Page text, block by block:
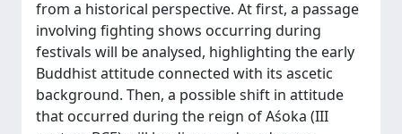
from a historical perspective. At first, a passage
involving fighting shows occurring during
festivals will be analysed, highlighting the early
Buddhist attitude connected with its ascetic
background. Then, a possible shift in attitude
that occurred during the reign of Aśoka (III